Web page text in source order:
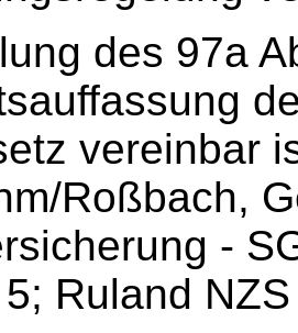
des 97a
vereinbar
Roßbach,
-
Ruland